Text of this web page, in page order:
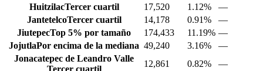
HuitzilacTercer cuartil 17,520 1.12%
—
JantetelcoTercer cuartil 14,178 0.91%
—
JiutepecTop 5% por tamaño 174,433 11.19% —
JojutlaPor encima de la mediana 49,240 3.16%
—
Jonacatepec de Leandro Valle
Tercer cuartil
12,861 0.82%
—